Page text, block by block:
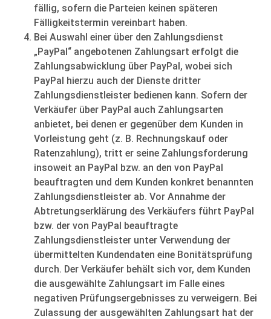
fällig, sofern die Parteien keinen späteren
Fälligkeitstermin vereinbart haben.
Bei Auswahl einer über den Zahlungsdienst
„PayPal“ angebotenen Zahlungsart erfolgt die
Zahlungsabwicklung über PayPal, wobei sich
PayPal hierzu auch der Dienste dritter
Zahlungsdienstleister bedienen kann. Sofern der
Verkäufer über PayPal auch Zahlungsarten
anbietet, bei denen er gegenüber dem Kunden in
Vorleistung geht (z. B. Rechnungskauf oder
Ratenzahlung), tritt er seine Zahlungsforderung
insoweit an PayPal bzw. an den von PayPal
beauftragten und dem Kunden konkret benannten
Zahlungsdienstleister ab. Vor Annahme der
Abtretungserklärung des Verkäufers führt PayPal
bzw. der von PayPal beauftragte
Zahlungsdienstleister unter Verwendung der
übermittelten Kundendaten eine Bonitätsprüfung
durch. Der Verkäufer behält sich vor, dem Kunden
die ausgewählte Zahlungsart im Falle eines
negativen Prüfungsergebnisses zu verweigern. Bei
Zulassung der ausgewählten Zahlungsart hat der